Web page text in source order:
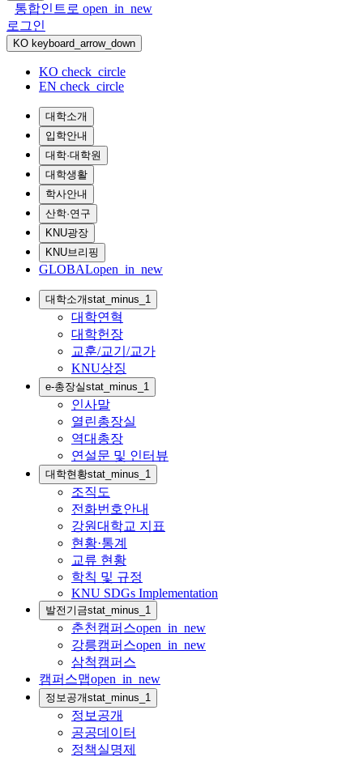
통합인트로 open_in_new
로그인
KO keyboard_arrow_down
KO check_circle
EN check_circle
대학소개
입학안내
대학·대학원
대학생활
학사안내
산학·연구
KNU광장
KNU브리핑
GLOBALopen_in_new
대학소개stat_minus_1
대학연혁
대학헌장
교훈/교기/교가
KNU상징
e-총장실stat_minus_1
인사말
열린총장실
역대총장
연설문 및 인터뷰
대학현황stat_minus_1
조직도
전화번호안내
강원대학교 지표
현황·통계
교류 현황
학칙 및 규정
KNU SDGs Implementation
발전기금stat_minus_1
춘천캠퍼스open_in_new
강릉캠퍼스open_in_new
삼척캠퍼스
캠퍼스맵open_in_new
정보공개stat_minus_1
정보공개
공공데이터
정책실명제